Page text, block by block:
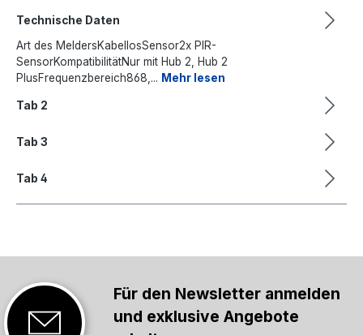
Technische Daten
Art des MeldersKabellosSensor2x PIR-
SensorKompatibilitätNur mit Hub 2, Hub 2
PlusFrequenzbereich868,... Mehr lesen
Tab 2
Tab 3
Tab 4
Für den Newsletter anmelden
und exklusive Angebote